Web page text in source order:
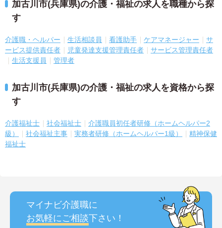
加古川市(兵庫県)の介護・福祉の求人を職種から探
す
介護職・ヘルパー 生活相談員 看護助手 ケアマネージャー
サ
ービス提供責任者
児童発達支援管理責任者
サービス管理責任者
生活支援員
管理者
加古川市(兵庫県)の介護・福祉の求人を資格から探
す
介護福祉士 社会福祉士
介護職員初任者研修（ホームヘルパー2
級）
社会福祉主事 実務者研修（ホームヘルパー1級）
精神保健
福祉士
マイナビ介護職に
お気軽にご相談下さい！